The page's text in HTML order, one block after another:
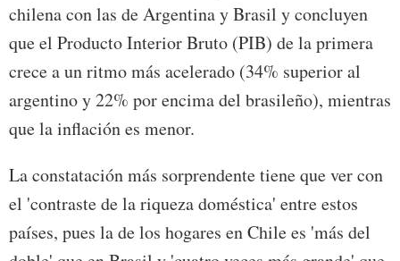
chilena con las de Argentina y Brasil y concluyen
que el Producto Interior Bruto (PIB) de la primera
crece a un ritmo más acelerado (34% superior al
argentino y 22% por encima del brasileño), mientras
que la inflación es menor.
La constatación más sorprendente tiene que ver con
el 'contraste de la riqueza doméstica' entre estos
países, pues la de los hogares en Chile es 'más del